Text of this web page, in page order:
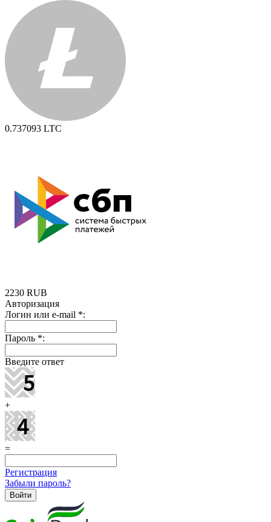
0.737093 LTC
2230 RUB
Авторизация
Логин или e-mail *:
Пароль *:
Введите ответ
+
=
Регистрация
Забыли пароль?